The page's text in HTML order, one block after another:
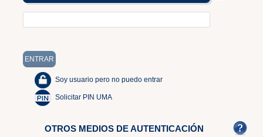
Soy usuario pero no puedo entrar
Solicitar PIN UMA
OTROS MEDIOS DE AUTENTICACIÓN